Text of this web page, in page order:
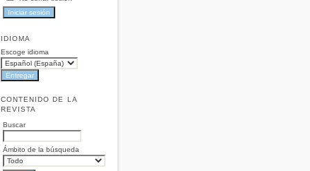
IDIOMA
Escoge idioma
CONTENIDO DE LA
REVISTA
Buscar
Ámbito de la búsqueda